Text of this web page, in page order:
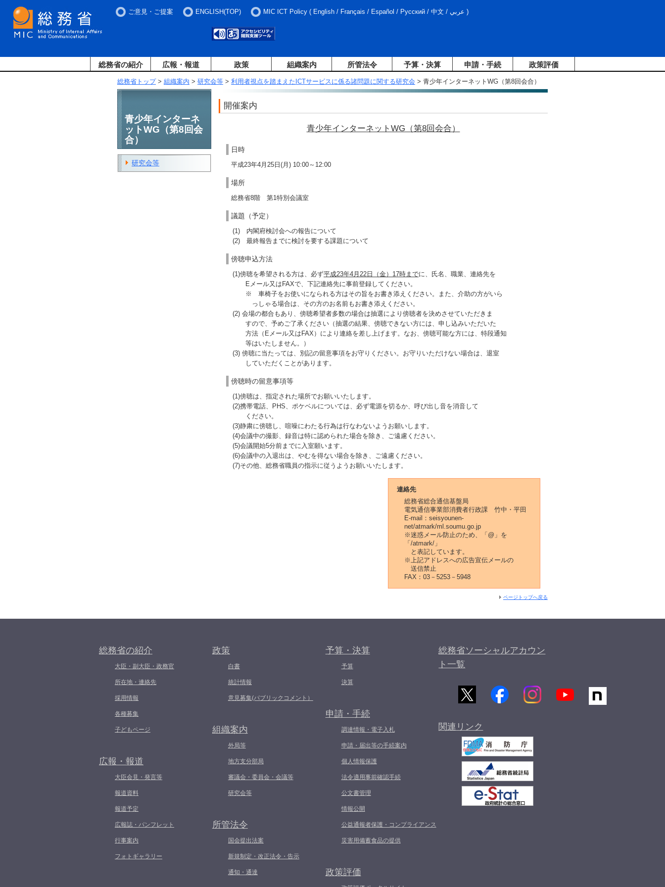
ご意見・ご提案 ENGLISH(TOP) MIC ICT Policy ( English / Français / Español / Русский / 中文 / عربي )
総務省の紹介 広報・報道 政策 組織案内 所管法令 予算・決算 申請・手続 政策評価
総務省トップ> 組織案内 > 研究会等 > 利用者視点を踏まえたICTサービスに係る諸問題に関する研究会 > 青少年インターネットWG（第8回会合）
開催案内
青少年インターネットWG（第8回会合）
日時
平成23年4月25日(月) 10:00～12:00
場所
総務省8階 第1特別会議室
議題（予定）
(1) 内閣府検討会への報告について
(2) 最終報告までに検討を要する課題について
傍聴申込方法
(1)傍聴を希望される方は、必ず平成23年4月22日（金）17時までに、氏名、職業、連絡先を
Eメール又はFAXで、下記連絡先に事前登録してください。
※ 車椅子をお使いになられる方はその旨をお書き添えください。また、介助の方がいら
っしゃる場合は、その方のお名前もお書き添えください。
(2) 会場の都合もあり、傍聴希望者多数の場合は抽選により傍聴者を決めさせていただきま
すので、予めご了承ください（抽選の結果、傍聴できない方には、申し込みいただいた
方法（Eメール又はFAX）により連絡を差し上げます。なお、傍聴可能な方には、特段通知
等はいたしません。）
(3) 傍聴に当たっては、別記の留意事項をお守りください。お守りいただけない場合は、退室
していただくことがあります。
傍聴時の留意事項等
(1)傍聴は、指定された場所でお願いいたします。
(2)携帯電話、PHS、ポケベルについては、必ず電源を切るか、呼び出し音を消音して
ください。
(3)静粛に傍聴し、喧噪にわたる行為は行なわないようお願いします。
(4)会議中の撮影、録音は特に認められた場合を除き、ご遠慮ください。
(5)会議開始5分前までに入室願います。
(6)会議中の入退出は、やむを得ない場合を除き、ご遠慮ください。
(7)その他、総務省職員の指示に従うようお願いいたします。
連絡先
総務省総合通信基盤局
電気通信事業部消費者行政課 竹中・平田
E-mail：seisyounen-
net/atmark/ml.soumu.go.jp
※迷惑メール防止のため、「@」を
「/atmark/」
と表記しています。
※上記アドレスへの広告宣伝メールの
送信禁止
FAX：03－5253－5948
ページトップへ戻る
青少年インターネ
ットWG（第8回会
合）
研究会等
総務省の紹介
大臣・副大臣・政務官
所在地・連絡先
採用情報
各種募集
子どもページ
広報・報道
大臣会見・発言等
報道資料
報道予定
広報誌・パンフレット
行事案内
フォトギャラリー
政策
白書
統計情報
意見募集(パブリックコメント）
組織案内
外局等
地方支分部局
審議会・委員会・会議等
研究会等
所管法令
国会提出法案
新規制定・改正法令・告示
通知・通達
予算・決算
予算
決算
申請・手続
調達情報・電子入札
申請・届出等の手続案内
個人情報保護
法令適用事前確認手続
公文書管理
情報公開
公益通報者保護・コンプライアンス
災害用備蓄食品の提供
政策評価
総務省ソーシャルアカウン
ト一覧
関連リンク